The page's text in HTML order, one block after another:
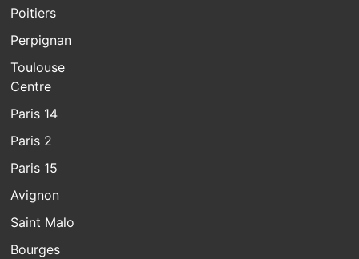
Poitiers
Perpignan
Toulouse
Centre
Paris 14
Paris 2
Paris 15
Avignon
Saint Malo
Bourges